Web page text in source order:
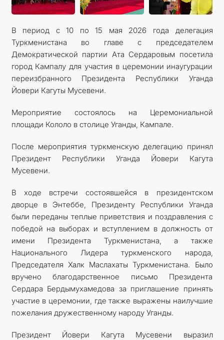
В период с 10 по 15 мая 2026 года делегация
Туркменистана во главе с председателем
Демократической партии Ата Сердаровым посетила
город Кампалу для участия в церемонии инаугурации
переизбранного Президента Республики Уганда
Йовери Кагуты Мусевени.
Мероприятие состоялось на Церемониальной
площади Кололо в столице Уганды, Кампале.
После мероприятия туркменскую делегацию принял
Президент Республики Уганда Йовери Кагута
Мусевени.
В ходе встречи состоявшейся в президентском
дворце в Энтеббе, Президенту Республики Уганда
были переданы теплые приветствия и поздравления с
победой на выборах и вступлением в должность от
имени Президента Туркменистана, а также
Национального Лидера туркменского народа,
Председателя Халк Маслахаты Туркменистана. Было
вручено благодарственное письмо Президента
Сердара Бердымухамедова за приглашение принять
участие в церемонии, где также выражены наилучшие
пожелания дружественному народу Уганды.
Президент Йовери Кагута Мусевени выразил